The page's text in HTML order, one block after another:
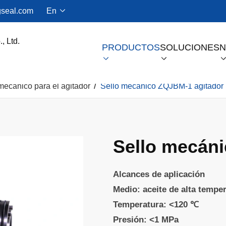
En 
PRODUCTOS

SOLUCIONES
 
para el agitador Sello mecánico ZQJBM-1 agitador
Sello
Alcances de aplicación
Medio: aceite de alta
Temperatura: <120 ℃
Presión: <1 MPa